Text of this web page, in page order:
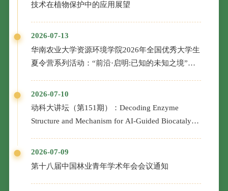
技术在植物保护中的应用展望
2026-07-13
华南农业大学资源环境学院2026年全国优秀大学生
夏令营系列活动：“前沿·启明:已知的未知之境”专
2026-07-10
动科大讲坛（第151期）：Decoding Enzyme
Structure and Mechanism for AI-Guided Biocatalyst
2026-07-09
第十八届中国林业青年学术年会会议通知